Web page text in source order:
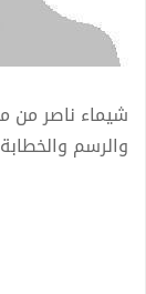
شيماء ناصر من
والرسم